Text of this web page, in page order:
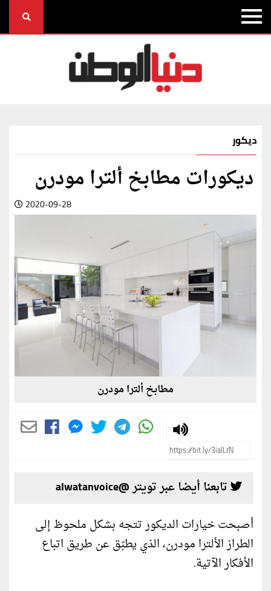
ديكور
ديكورات مطابخ ألترا مودرن
2020-09-28
مطابخ ألترا مودرن
تابعنا أيضا عبر تويتر @alwatanvoice
أصبحت خيارات الديكور تتجه بشكل ملحوظ إلى
الطراز الألترا مودرن، الذي يطبّق عن طريق اتباع
الأفكار الآتية.